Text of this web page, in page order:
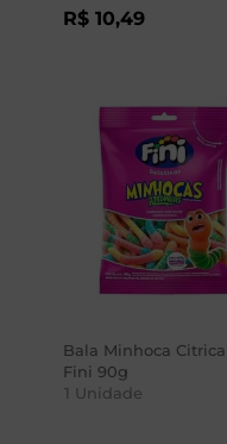
R$ 10,49
Bala Minhoca Citrica
Fini 90g
1 Unidade